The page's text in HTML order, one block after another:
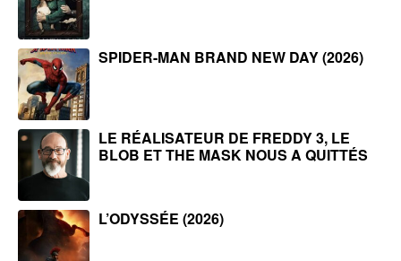
SPIDER-MAN BRAND NEW DAY (2026)
LE RÉALISATEUR DE FREDDY 3, LE
BLOB ET THE MASK NOUS A QUITTÉS
L’ODYSSÉE (2026)